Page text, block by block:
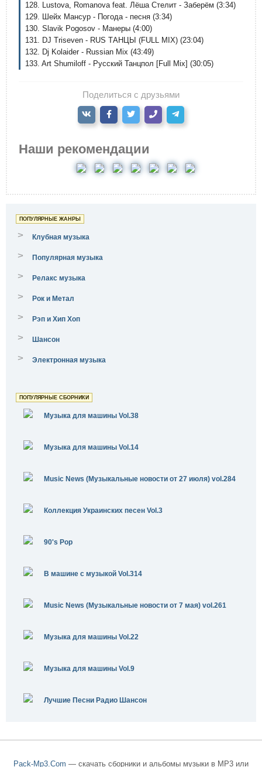
128. Lustova, Romanova feat. Лёша Стелит - Заберём (3:34)
129. Шейх Мансур - Погода - песня (3:34)
130. Slavik Pogosov - Манеры (4:00)
131. DJ Triseven - RUS ТАНЦЫ (FULL MIX) (23:04)
132. Dj Kolaider - Russian Mix (43:49)
133. Art Shumiloff - Русский Танцпол [Full Mix] (30:05)
Поделиться с друзьями
Наши рекомендации
ПОПУЛЯРНЫЕ ЖАНРЫ
> Клубная музыка
> Популярная музыка
> Релакс музыка
> Рок и Метал
> Рэп и Хип Хоп
> Шансон
> Электронная музыка
ПОПУЛЯРНЫЕ СБОРНИКИ
Музыка для машины Vol.38
Музыка для машины Vol.14
Music News (Музыкальные новости от 27 июля) vol.284
Коллекция Украинских песен Vol.3
90's Pop
В машине с музыкой Vol.314
Music News (Музыкальные новости от 7 мая) vol.261
Музыка для машины Vol.22
Музыка для машины Vol.9
Лучшие Песни Радио Шансон
Pack-Mp3.Com — скачать сборники и альбомы музыки в MP3 или